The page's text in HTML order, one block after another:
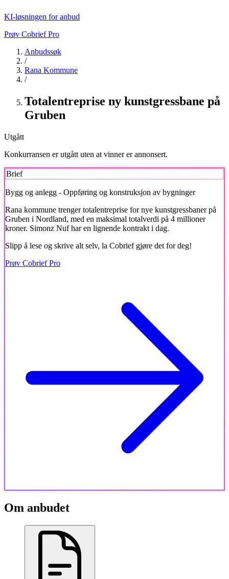
KI-løsningen for anbud
Prøv Cobrief Pro
Anbudssøk
/
Rana Kommune
/
Totalentreprise ny kunstgressbane på
Gruben
Utgått
Konkurransen er utgått uten at vinner er annonsert.
Brief
Bygg og anlegg - Oppføring og konstruksjon av bygninger
Rana kommune trenger totalentreprise for nye kunstgressbaner på
Gruben i Nordland, med en maksimal totalverdi på 4 millioner
kroner. Simonz Nuf har en lignende kontrakt i dag.
Slipp å lese og skrive alt selv, la Cobrief gjøre det for deg!
Prøv Cobrief Pro
Om anbudet